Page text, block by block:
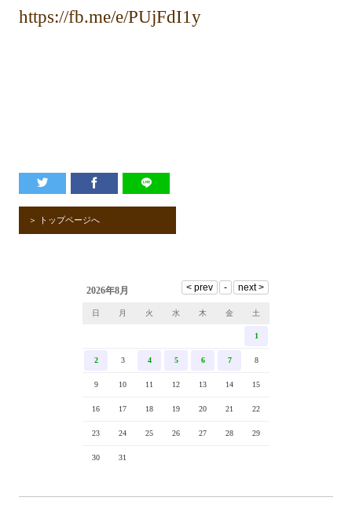
https://fb.me/e/PUjFdI1y
＞ トップページへ
2026年8月
日 月 火 水 木 金 土
1
2 3 4 5 6 7 8
9 10 11 12 13 14 15
16 17 18 19 20 21 22
23 24 25 26 27 28 29
30 31